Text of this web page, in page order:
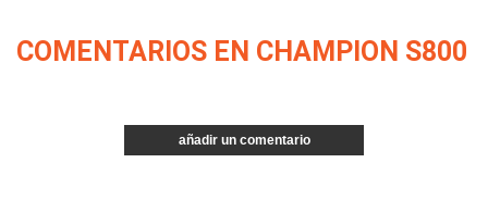
COMENTARIOS EN CHAMPION S800
añadir un comentario